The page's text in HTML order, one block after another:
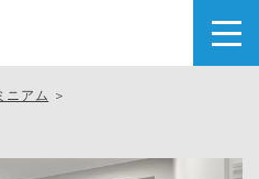
ニアム ＞